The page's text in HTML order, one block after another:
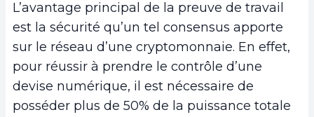
L’avantage principal de la preuve de travail
est la sécurité qu’un tel consensus apporte
sur le réseau d’une cryptomonnaie. En effet,
pour réussir à prendre le contrôle d’une
devise numérique, il est nécessaire de
posséder plus de 50% de la puissance totale